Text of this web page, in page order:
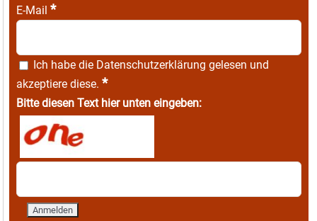
E-Mail *
Ich habe die Datenschutzerklärung gelesen und
akzeptiere diese. *
Bitte diesen Text hier unten eingeben: